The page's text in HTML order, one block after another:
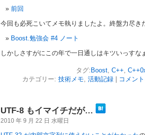
前回
今回も必死こいてメモ執りましたよ。終盤力尽き
Boost.勉強会 #4 ノート
しかしさすがにこの年で一日通しはキツいっす
タグ: Boost, C++,
カテゴリー: 技術メモ, 活動記録| コメン
UTF-8 もイマイチだが…
2010 年 9 月 22 日 水曜日